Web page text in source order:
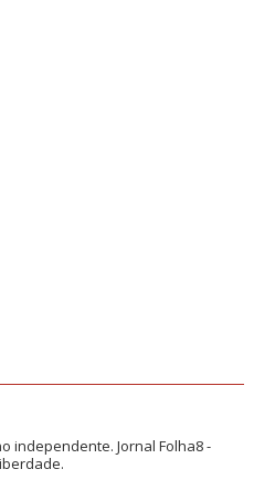
independente.Jornal Folha8 -